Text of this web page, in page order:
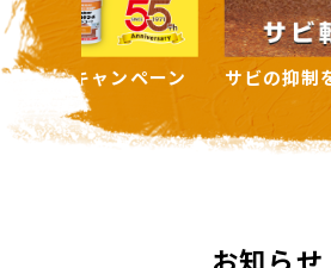
ーン サビの抑制をSTOP「サビ
お知らせ